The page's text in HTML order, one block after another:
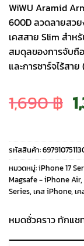
WiWU Aramid
600D ลวดลายสว
เคสสาย Slim สำห
สมดุลของการจับถื
และการชาร์จไร้สา
1,690฿
รหัสสินค้า:
หมวดหมู่:iPhone 17
Magsafe - iPhone Air,
Series, เคส iPhone, เ
หมดชั่วคราว ทักแช